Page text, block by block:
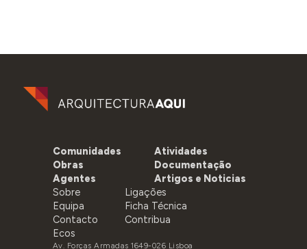
Comunidades
Obras
Agentes
Atividades
Documentação
Artigos e Noticias
Sobre
Equipa
Contacto
Ecos
Ligações
Ficha Técnica
Contribua
Av. Forças Armadas 1649-026 Lisboa